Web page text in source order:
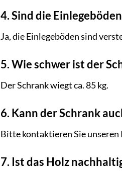
4. Sind die
Ja, die Einlegeböden sind
5. Wie schwer ist der
Der Schrank wiegt ca. 85 kg.
6. Kann der Schrank
Bitte kontaktieren Sie unseren
7. Ist das Holz